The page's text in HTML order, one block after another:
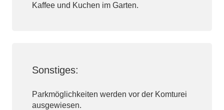
Kaffee und Kuchen im Garten.
Sonstiges:
Parkmöglichkeiten werden vor der Komturei
ausgewiesen.